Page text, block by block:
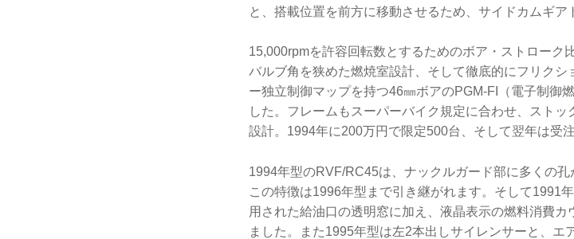
と、搭載位置を前方に移動させるため、サイドカムギア
15,000rpmを許容回転数とするためのボア・ストローク
バルブ角を狭めた燃焼室設計、そして徹底的にフリク
ー独立制御マップを持つ46㎜ボアのPGM-FI（電子制御
した。フレームもスーパーバイク規定に合わせ、スト
設計。1994年に200万円で限定500台、そして翌年は受
1994年型のRVF/RC45は、ナックルガード部に多くの孔
この特徴は1996年型まで引き継がれます。そして1991
用された給油口の透明窓に加え、液晶表示の燃料消費
ました。また1995年型は左2本出しサイレンサーと、エ